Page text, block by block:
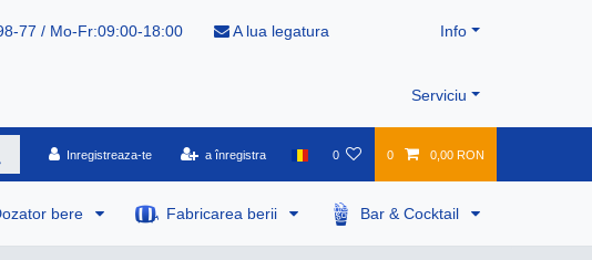
77 / Mo-Fr:09:00-18:00 A lua legatura Info
Serviciu
Inregistreaza-te a înregistra 0 0 0,00 RON
bere Fabricarea berii Bar & Cocktail